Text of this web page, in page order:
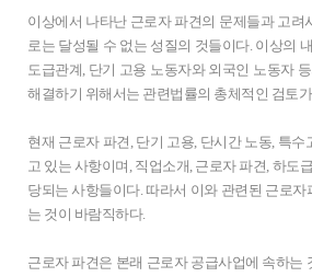
이상에서 나타난 근로자 파견의 문제들과 고
로는 달성될 수 없는 성질의 것들이다. 이상의
도급관계, 단기 고용 노동자와 외국인 노동자
해결하기 위해서는 관련법률의 총체적인 검토
현재 근로자 파견, 단기 고용, 단시간 노동, 특
고 있는 사항이며, 직업소개, 근로자 파견, 하도
당되는 사항들이다. 따라서 이와 관련된 근로
는 것이 바람직하다.
근로자 파견은 본래 근로자 공급사업에 속하